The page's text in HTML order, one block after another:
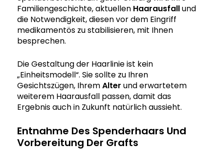
Familiengeschichte, aktuellen Haarausfallund
die Notwendigkeit, diesen vor dem Eingriff
medikamentös zu stabilisieren, mit Ihnen
besprechen.
Die Gestaltung der Haarlinie ist kein
„Einheitsmodell“. Sie sollte zu Ihren
Gesichtszügen, IhremAlter und erwartetem
weiterem Haarausfall passen, damit das
Ergebnis auch in Zukunft natürlich aussieht.
Entnahme Des Spenderhaars Und
Vorbereitung Der Grafts